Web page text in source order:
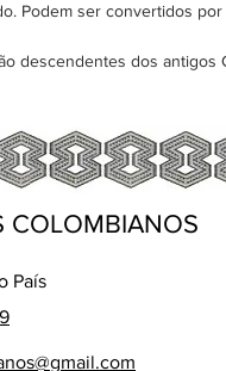
Podem ser convertidos
descendentes dos
COLOMBIANOS
País